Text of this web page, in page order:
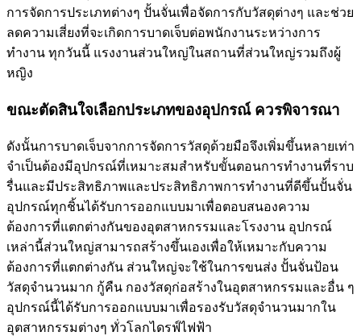
การจัดการประเภทต่างๆ ปั้นจั่นเพื่อจัดการกับวัสดุต่างๆ และช่วย
ลดความเสี่ยงที่จะเกิดการบาดเจ็บต่อพนักงานระหว่างการ
ทำงาน ทุกวันนี้ แรงงานส่วนใหญ่ในสถานที่ส่วนใหญ่รวมถึงผู้
หญิง
ขณะตัดสินใจเลือกประเภทของอุปกรณ์ ควรพิจารณา
ดังนั้นการบาดเจ็บจากการจัดการวัสดุด้วยมือจึงเพิ่มขึ้นหลายเท่า
จำเป็นต้องมีอุปกรณ์ที่เหมาะสมสำหรับขั้นตอนการทำงานที่ราบ
รื่นและมีประสิทธิภาพและประสิทธิภาพการทำงานที่ดีขึ้นปั้นจั่น
อุปกรณ์ทุกชิ้นได้รับการออกแบบมาเพื่อตอบสนองความ
ต้องการที่แตกต่างกันของอุตสาหกรรมและโรงงาน อุปกรณ์
เหล่านี้ส่วนใหญ่สามารถสร้างขึ้นเองเพื่อให้เหมาะกับความ
ต้องการที่แตกต่างกัน ส่วนใหญ่จะใช้ในการขนส่ง ปั้นจั่นป้อน
วัสดุจำนวนมาก กู้คืน กองวัสดุก่อสร้างในอุตสาหกรรมและอื่น ๆ
อุปกรณ์นี้ได้รับการออกแบบมาเพื่อรองรับวัสดุจำนวนมากใน
อุตสาหกรรมต่างๆ ทั่วโลกไดรฟ์ไฟฟ้า